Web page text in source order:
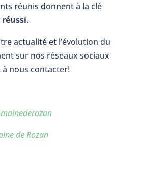
réunis donnent à la clé
.
actualité et l’évolution du
sur nos réseaux sociaux
à nous contacter!
de Rozan